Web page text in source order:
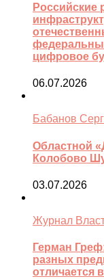
Российские
цифровое
06.07.2026
Бабанов
Областной
Колобово
03.07.2026
Журнал
Герман
разных
отличается